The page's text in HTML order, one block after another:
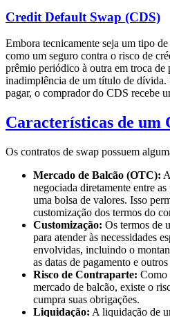
Credit Default Swap (CDS)
Embora tecnicamente seja um tipo
como um seguro contra o risco de
prêmio periódico à outra em troca de
inadimplência de um título de dívida.
pagar, o comprador do CDS recebe
Características de um
Os contratos de swap possuem
Mercado de Balcão (OTC):
negociada diretamente entre
uma bolsa de valores. Isso
customização dos termos do
Customização: Os termos de
para atender às necessidades
envolvidas, incluindo o
as datas de pagamento e
Risco de Contraparte: Como
mercado de balcão, existe o
cumpra suas obrigações.
Liquidação: A liquidação de